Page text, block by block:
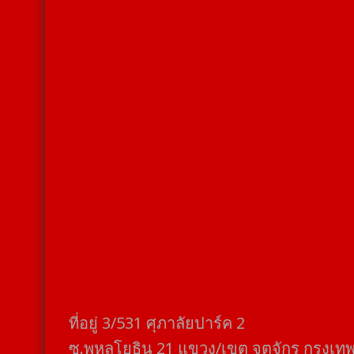
ที่อยู่​ 3/531​ ศุภาลัยปาร์ค​ 2
ซ.พหลโยธิน​ 21​ แขวง/เขต​ จตุจักร​ กรุงเท